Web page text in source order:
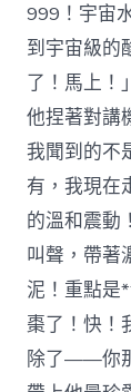
999！宇宙
到宇宙級的
了！馬上！
他捏著對講
我聞到的不
有，我現在
的溫和震動
叫聲，帶著
泥！重點是
棗了！快！
除了——你